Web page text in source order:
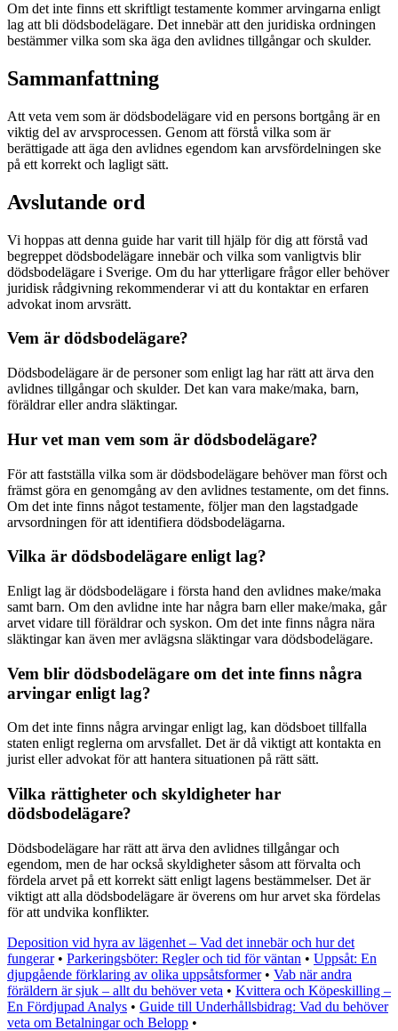
Om det inte finns ett skriftligt testamente kommer arvingarna enligt
lag att bli dödsbodelägare. Det innebär att den juridiska ordningen
bestämmer vilka som ska äga den avlidnes tillgångar och skulder.
Sammanfattning
Att veta vem som är dödsbodelägare vid en persons bortgång är en
viktig del av arvsprocessen. Genom att förstå vilka som är
berättigade att äga den avlidnes egendom kan arvsfördelningen ske
på ett korrekt och lagligt sätt.
Avslutande ord
Vi hoppas att denna guide har varit till hjälp för dig att förstå vad
begreppet dödsbodelägare innebär och vilka som vanligtvis blir
dödsbodelägare i Sverige. Om du har ytterligare frågor eller behöver
juridisk rådgivning rekommenderar vi att du kontaktar en erfaren
advokat inom arvsrätt.
Vem är dödsbodelägare?
Dödsbodelägare är de personer som enligt lag har rätt att ärva den
avlidnes tillgångar och skulder. Det kan vara make/maka, barn,
föräldrar eller andra släktingar.
Hur vet man vem som är dödsbodelägare?
För att fastställa vilka som är dödsbodelägare behöver man först och
främst göra en genomgång av den avlidnes testamente, om det finns.
Om det inte finns något testamente, följer man den lagstadgade
arvsordningen för att identifiera dödsbodelägarna.
Vilka är dödsbodelägare enligt lag?
Enligt lag är dödsbodelägare i första hand den avlidnes make/maka
samt barn. Om den avlidne inte har några barn eller make/maka, går
arvet vidare till föräldrar och syskon. Om det inte finns några nära
släktingar kan även mer avlägsna släktingar vara dödsbodelägare.
Vem blir dödsbodelägare om det inte finns några
arvingar enligt lag?
Om det inte finns några arvingar enligt lag, kan dödsboet tillfalla
staten enligt reglerna om arvsfallet. Det är då viktigt att kontakta en
jurist eller advokat för att hantera situationen på rätt sätt.
Vilka rättigheter och skyldigheter har
dödsbodelägare?
Dödsbodelägare har rätt att ärva den avlidnes tillgångar och
egendom, men de har också skyldigheter såsom att förvalta och
fördela arvet på ett korrekt sätt enligt lagens bestämmelser. Det är
viktigt att alla dödsbodelägare är överens om hur arvet ska fördelas
för att undvika konflikter.
Deposition vid hyra av lägenhet – Vad det innebär och hur det
fungerar• Parkeringsböter: Regler och tid för väntan • Uppsåt: En
djupgående förklaring av olika uppsåtsformer• Vab när andra
föräldern är sjuk – allt du behöver veta • Kvittera och Köpeskilling –
En Fördjupad Analys • Guide till Underhållsbidrag: Vad du behöver
veta om Betalningar och Belopp •